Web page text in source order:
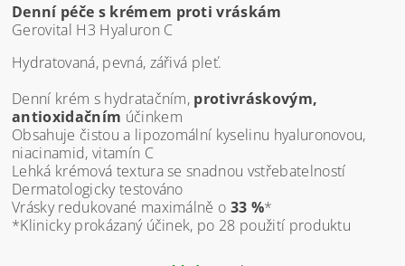
Denní péče s krémem proti vráskám
Gerovital H3 Hyaluron C
Hydratovaná, pevná, zářivá pleť.
Denní krém s hydratačním, protivráskovým,
antioxidačním účinkem
Obsahuje čistou a lipozomální kyselinu hyaluronovou,
niacinamid, vitamín C
Lehká krémová textura se snadnou vstřebatelností
Dermatologicky testováno
Vrásky redukované maximálně o 33 %*
*Klinicky prokázaný účinek, po 28 použití produktu